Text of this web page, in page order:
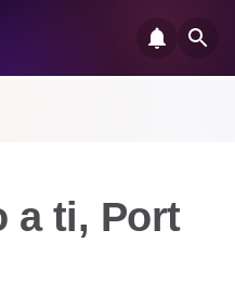
a ti, Port